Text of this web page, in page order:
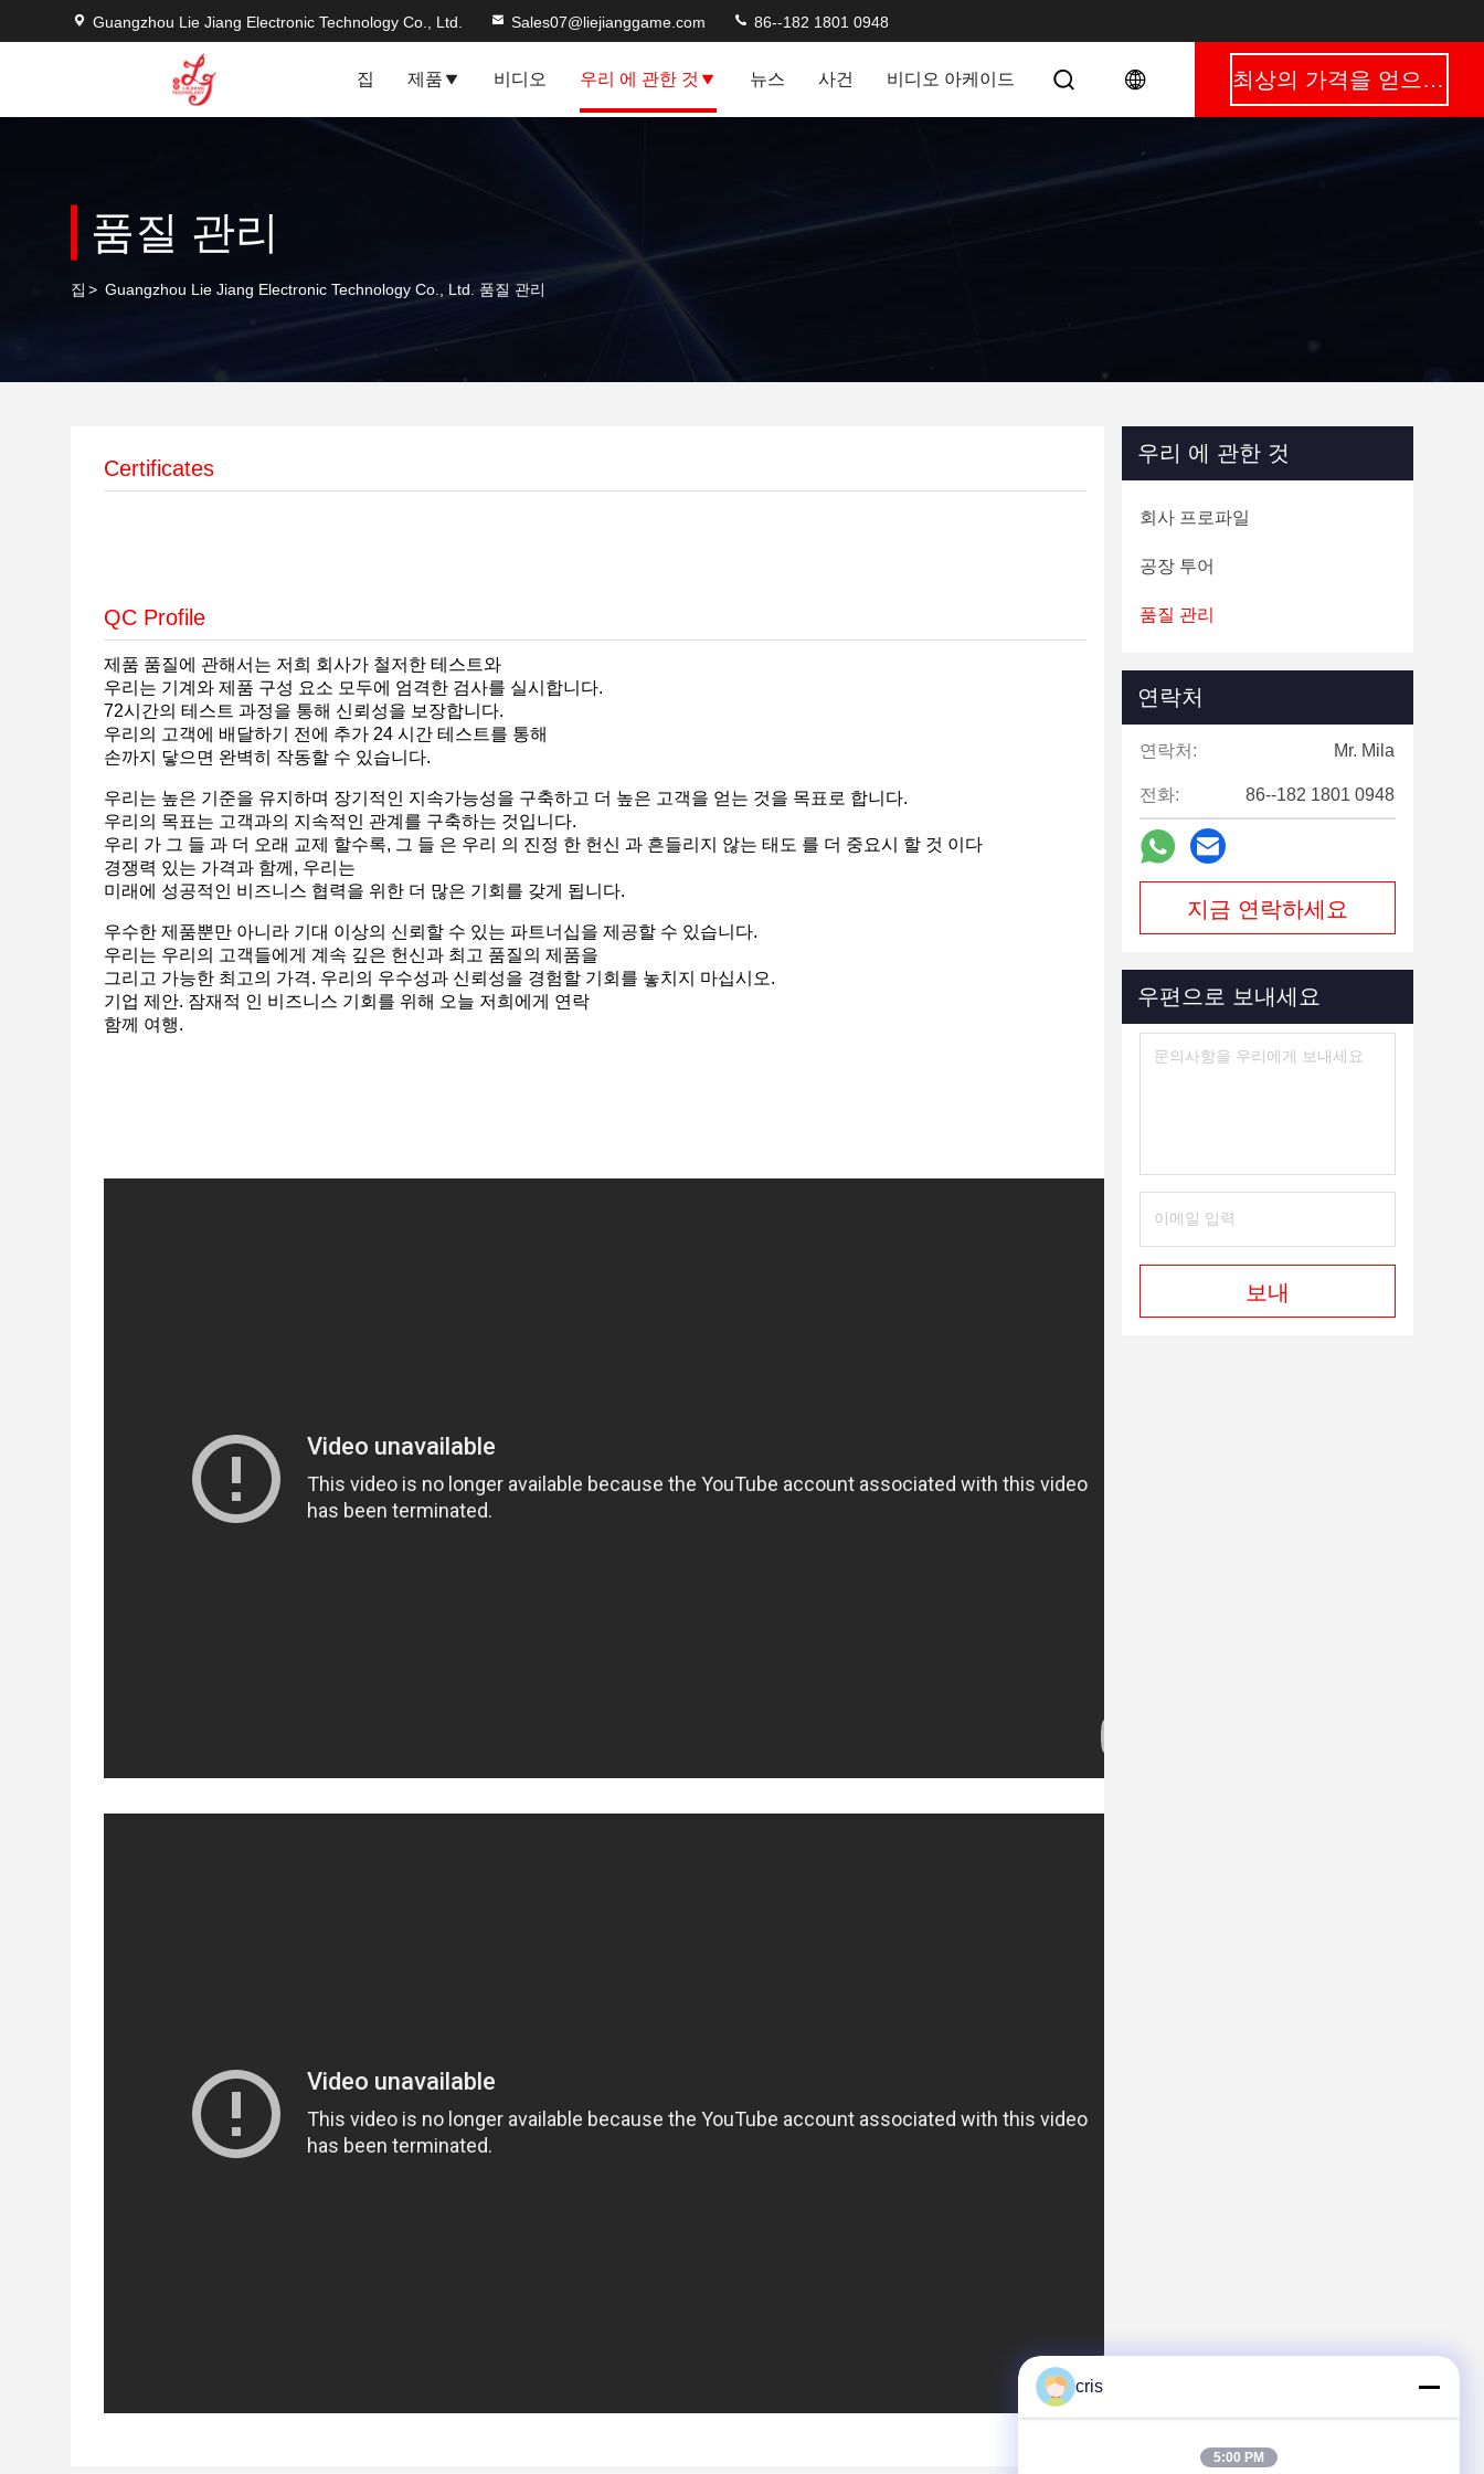
Guangzhou Lie Jiang Electronic Technology Co., Ltd. Sales07@liejianggame.com 86--182 1801 0948
집 제품 비디오 우리 에 관한 것 뉴스 사건 비디오 아케이드 최상의 가격을 얻으세요
품질 관리
집 > Guangzhou Lie Jiang Electronic Technology Co., Ltd. 품질 관리
Certificates
QC Profile
제품 품질에 관해서는 저희 회사가 철저한 테스트와
우리는 기계와 제품 구성 요소 모두에 엄격한 검사를 실시합니다.
72시간의 테스트 과정을 통해 신뢰성을 보장합니다.
우리의 고객에 배달하기 전에 추가 24 시간 테스트를 통해
손까지 닿으면 완벽히 작동할 수 있습니다.
우리는 높은 기준을 유지하며 장기적인 지속가능성을 구축하고 더 높은 고객을 얻는 것을 목표로 합니다.
우리의 목표는 고객과의 지속적인 관계를 구축하는 것입니다.
우리 가 그 들 과 더 오래 교제 할수록, 그 들 은 우리 의 진정 한 헌신 과 흔들리지 않는 태도 를 더 중요시 할 것 이다
경쟁력 있는 가격과 함께, 우리는
미래에 성공적인 비즈니스 협력을 위한 더 많은 기회를 갖게 됩니다.
우수한 제품뿐만 아니라 기대 이상의 신뢰할 수 있는 파트너십을 제공할 수 있습니다.
우리는 우리의 고객들에게 계속 깊은 헌신과 최고 품질의 제품을
그리고 가능한 최고의 가격. 우리의 우수성과 신뢰성을 경험할 기회를 놓치지 마십시오.
기업 제안. 잠재적 인 비즈니스 기회를 위해 오늘 저희에게 연락
함께 여행.
우리 에 관한 것
회사 프로파일
공장 투어
품질 관리
연락처
연락처: Mr. Mila
전화: 86--182 1801 0948
지금 연락하세요
우편으로 보내세요
보내
cris
5:00 PM